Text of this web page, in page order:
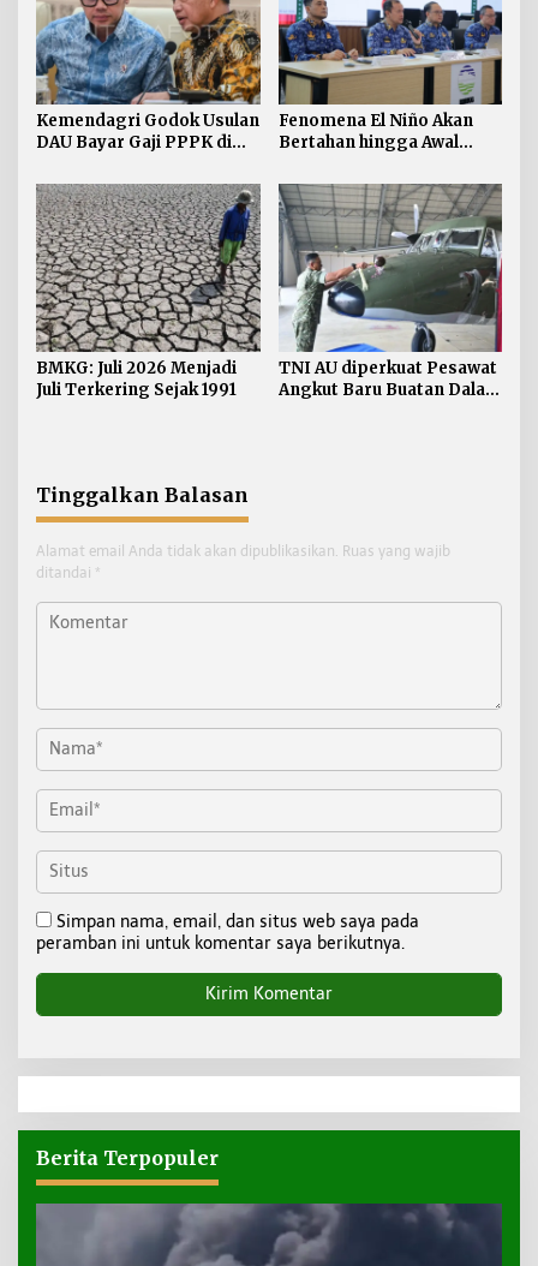
Kemendagri Godok Usulan
DAU Bayar Gaji PPPK di
Fenomena El Niño Akan
Bertahan hingga Awal
2027
BMKG: Juli 2026 Menjadi
Juli Terkering Sejak 1991
TNI AU diperkuat Pesawat
Angkut Baru Buatan Dalam
Tinggalkan Balasan
Alamat email Anda tidak akan dipublikasikan. Ruas yang wajib
ditandai *
Simpan nama, email, dan situs web saya pada
peramban ini untuk komentar saya berikutnya.
Berita Terpopuler